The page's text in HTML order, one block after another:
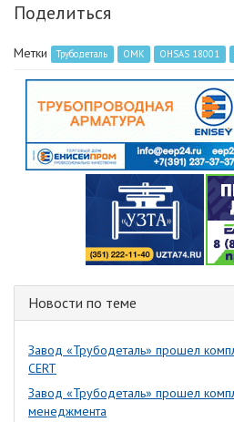
Поделиться
Метки Трубодеталь ОМК OHSAS 18001
Новости по теме
Завод «Трубодеталь» прошел
CERT
Завод «Трубодеталь» прошел
менеджмента